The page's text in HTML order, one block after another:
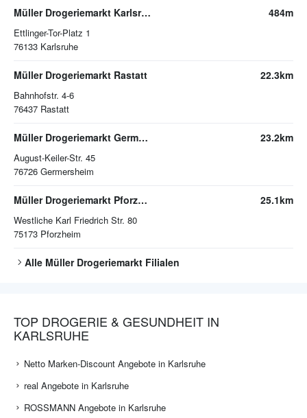
Müller Drogeriemarkt Karlsruhe
Ettlinger-Tor-Platz 1
76133 Karlsruhe
484m
Müller Drogeriemarkt Rastatt
Bahnhofstr. 4-6
76437 Rastatt
22.3km
Müller Drogeriemarkt Germersheim
August-Keiler-Str. 45
76726 Germersheim
23.2km
Müller Drogeriemarkt Pforzheim
Westliche Karl Friedrich Str. 80
75173 Pforzheim
25.1km
Alle Müller Drogeriemarkt Filialen
TOP DROGERIE & GESUNDHEIT IN
KARLSRUHE
Netto Marken-Discount Angebote in Karlsruhe
real Angebote in Karlsruhe
ROSSMANN Angebote in Karlsruhe